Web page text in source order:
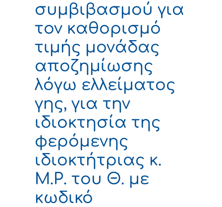
συμβιβασμού για
τον καθορισμό
τιμής μονάδας
αποζημίωσης
λόγω ελλείματος
γης, για την
ιδιοκτησία της
φερόμενης
ιδιοκτήτριας κ.
Μ.Ρ. του Θ. με
κωδικό